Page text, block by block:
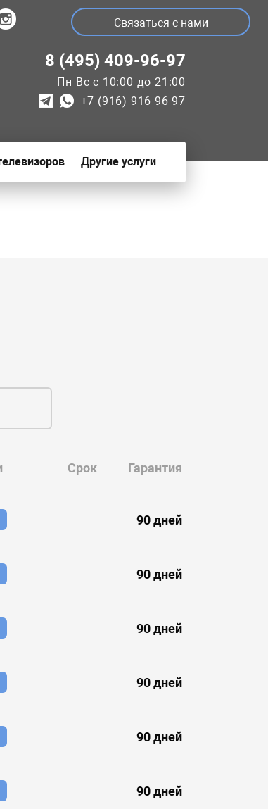
Связаться с нами
8 (495) 409-96-97
Пн-Вс с 10:00 до 21:00
+7 (916) 916-96-97
Другие услуги
Срок Гарантия
90 дней
90 дней
90 дней
90 дней
90 дней
90 дней